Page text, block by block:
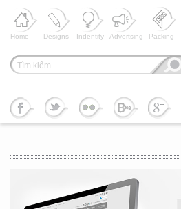
Home Designs Indentity Advertsing Packing